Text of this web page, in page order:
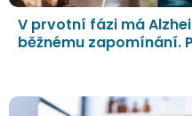
V prvotní fázi má
běžnému zapomínání.